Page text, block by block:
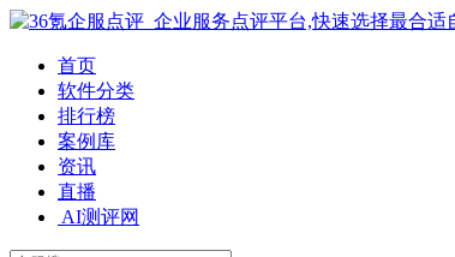
首页
软件分类
排行榜
案例库
资讯
直播
AI测评网